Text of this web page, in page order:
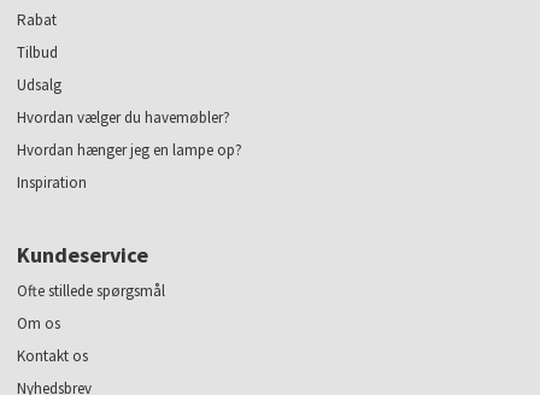
Rabat
Tilbud
Udsalg
Hvordan vælger du havemøbler?
Hvordan hænger jeg en lampe op?
Inspiration
Kundeservice
Ofte stillede spørgsmål
Om os
Kontakt os
Nyhedsbrev